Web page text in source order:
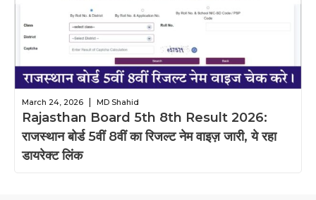
March 24, 2026 MD Shahid
Rajasthan Board 5th 8th Result 2026:
राजस्थान बोर्ड 5वीं 8वीं का रिजल्ट नेम वाइज़ जारी, ये रहा
डायरेक्ट लिंक